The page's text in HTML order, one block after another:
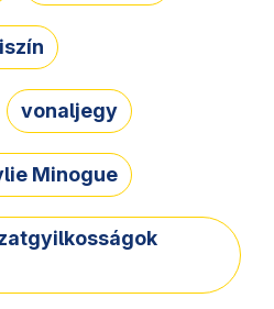
vonaljegy
Minogue